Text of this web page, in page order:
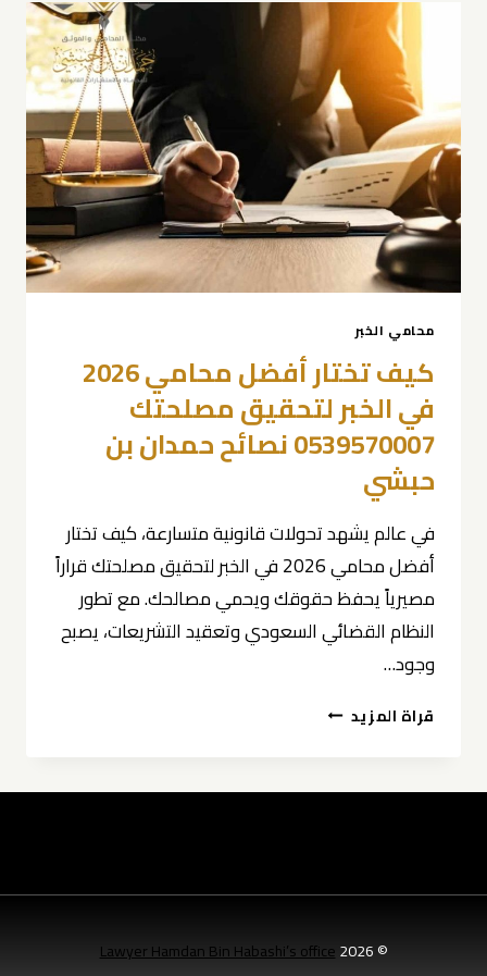
افضل
الحلول
القانونية
محامي
الخبر
2026
0539570007
دليل
شامل
محامي الخبر
كيف تختار أفضل محامي 2026
في الخبر لتحقيق مصلحتك
0539570007 نصائح حمدان بن
حبشي
في عالم يشهد تحولات قانونية متسارعة، كيف تختار
أفضل محامي 2026 في الخبر لتحقيق مصلحتك قراراً
مصيرياً يحفظ حقوقك ويحمي مصالحك. مع تطور
النظام القضائي السعودي وتعقيد التشريعات، يصبح
وجود…
قراة المزيد كيف
محامي
لتحقيق
0539570007
© 2026
Lawyer Hamdan Bin Habashi’s office